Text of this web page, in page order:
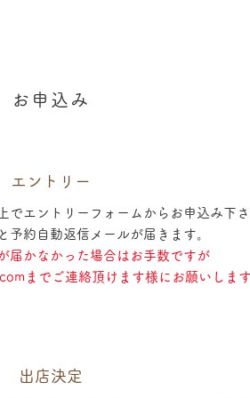
お申込み
エントリー
でエントリーフォームからお申込み下さ
予約自動返信メールが届きます。
届かなかった場合はお手数ですが
までご連絡頂けます様にお願いします
出店決定